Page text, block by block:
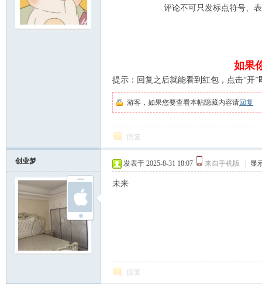
论
评论不可只发标点符号、
如果
提示：回复之后就能看到红包，点击“开
游客，如果您要查看本帖隐藏内容请回复
回复
创业梦 发表于 2025-8-31 18:07 来自手机版 显
未来
回复